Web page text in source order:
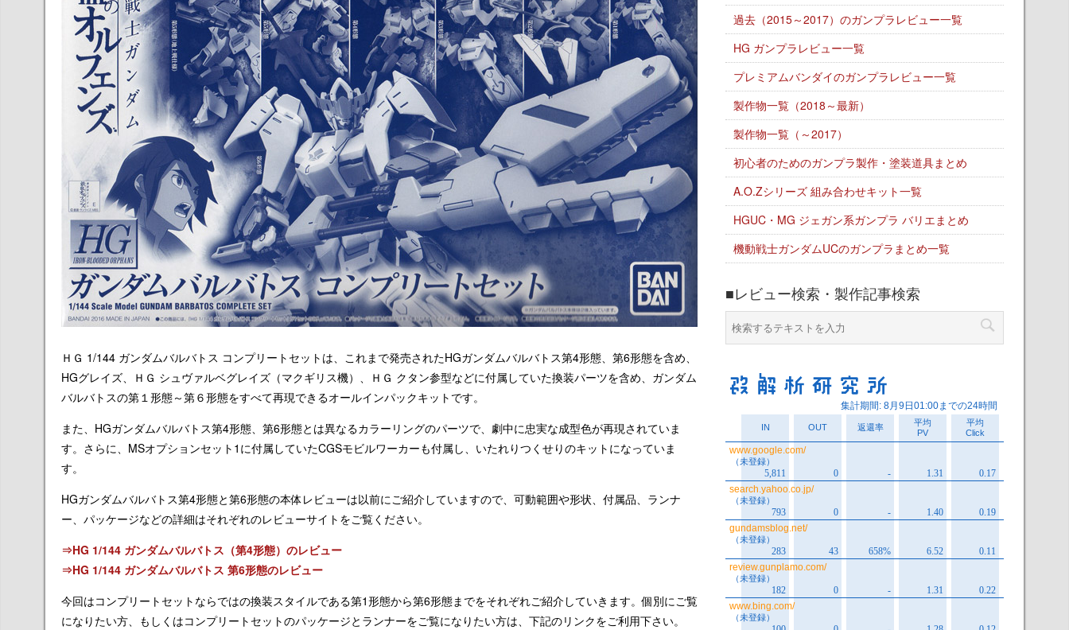
ＨＧ 1/144 ガンダムバルバトス コンプリートセットは、これまで発売されたHGガンダムバルバトス第4形態、第6形態を含め、
HGグレイズ、ＨＧ シュヴァルベグレイズ（マクギリス機）、ＨＧ クタン参型などに付属していた換装パーツを含め、ガンダム
バルバトスの第１形態～第６形態をすべて再現できるオールインパックキットです。
また、HGガンダムバルバトス第4形態、第6形態とは異なるカラーリングのパーツで、劇中に忠実な成型色が再現されていま
す。さらに、MSオプションセット1に付属していたCGSモビルワーカーも付属し、いたれりつくせりのキットになっていま
す。
HGガンダムバルバトス第4形態と第6形態の本体レビューは以前にご紹介していますので、可動範囲や形状、付属品、ランナ
ー、パッケージなどの詳細はそれぞれのレビューサイトをご覧ください。
⇒HG 1/144 ガンダムバルバトス（第4形態）のレビュー
⇒HG 1/144 ガンダムバルバトス 第6形態のレビュー
今回はコンプリートセットならではの換装スタイルである第1形態から第6形態までをそれぞれご紹介していきます。個別にご覧
になりたい方、もしくはコンプリートセットのパッケージとランナーをご覧になりたい方は、下記のリンクをご利用下さい。
過去（2015～2017）のガンプラレビュー一覧
HG ガンプラレビュー一覧
プレミアムバンダイのガンプラレビュー一覧
製作物一覧（2018～最新）
製作物一覧（～2017）
初心者のためのガンプラ製作・塗装道具まとめ
A.O.Zシリーズ 組み合わせキット一覧
HGUC・MG ジェガン系ガンプラ バリエまとめ
機動戦士ガンダムUCのガンプラまとめ一覧
■レビュー検索・製作記事検索